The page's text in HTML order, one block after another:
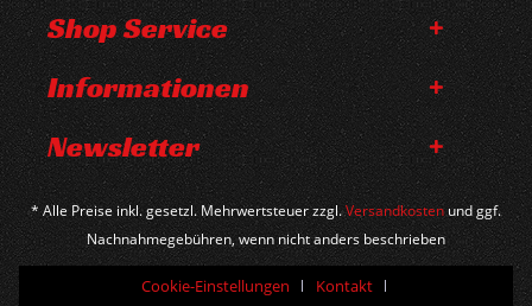
Shop Service
Informationen
Newsletter
* Alle Preise inkl. gesetzl. Mehrwertsteuer zzgl.Versandkosten und ggf.
Nachnahmegebühren, wenn nicht anders beschrieben
Cookie-Einstellungen Kontakt